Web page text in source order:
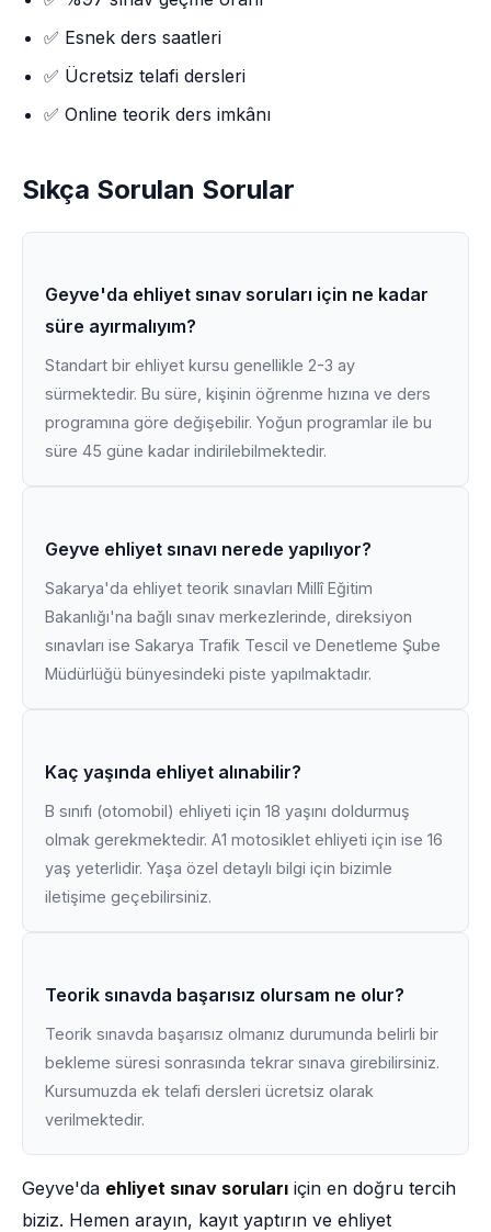
✅ Esnek ders saatleri
✅ Ücretsiz telafi dersleri
✅ Online teorik ders imkânı
Sıkça Sorulan Sorular
Geyve'da ehliyet sınav soruları için ne kadar
süre ayırmalıyım?
Standart bir ehliyet kursu genellikle 2-3 ay
sürmektedir. Bu süre, kişinin öğrenme hızına ve ders
programına göre değişebilir. Yoğun programlar ile bu
süre 45 güne kadar indirilebilmektedir.
Geyve ehliyet sınavı nerede yapılıyor?
Sakarya'da ehliyet teorik sınavları Millî Eğitim
Bakanlığı'na bağlı sınav merkezlerinde, direksiyon
sınavları ise Sakarya Trafik Tescil ve Denetleme Şube
Müdürlüğü bünyesindeki piste yapılmaktadır.
Kaç yaşında ehliyet alınabilir?
B sınıfı (otomobil) ehliyeti için 18 yaşını doldurmuş
olmak gerekmektedir. A1 motosiklet ehliyeti için ise 16
yaş yeterlidir. Yaşa özel detaylı bilgi için bizimle
iletişime geçebilirsiniz.
Teorik sınavda başarısız olursam ne olur?
Teorik sınavda başarısız olmanız durumunda belirli bir
bekleme süresi sonrasında tekrar sınava girebilirsiniz.
Kursumuzda ek telafi dersleri ücretsiz olarak
verilmektedir.
Geyve'da ehliyet sınav soruları için en doğru tercih
biziz. Hemen arayın, kayıt yaptırın ve ehliyet